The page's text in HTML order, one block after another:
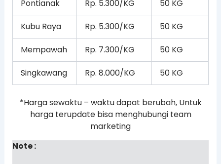
Pontianak Rp. 5.300/KG 50 KG
Kubu Raya Rp. 5.300/KG 50 KG
Mempawah Rp. 7.300/KG 50 KG
Singkawang Rp. 8.000/KG 50 KG
*Harga sewaktu – waktu dapat berubah, Untuk
harga terupdate bisa menghubungi team
marketing
Note :